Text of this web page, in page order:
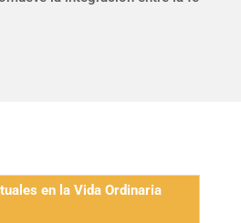
en la Vida Ordinaria